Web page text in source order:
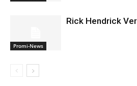
Promi-News
Rick Hendrick